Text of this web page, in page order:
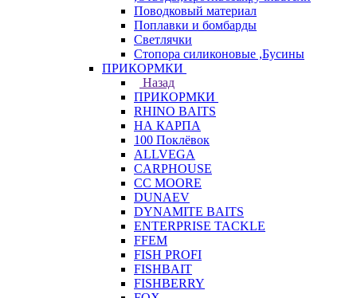
Поводковый материал
Поплавки и бомбарды
Светлячки
Стопора силиконовые ,Бусины
ПРИКОРМКИ
Назад
ПРИКОРМКИ
RHINO BAITS
НА КАРПА
100 Поклёвок
ALLVEGA
CARPHOUSE
CC MOORE
DUNAEV
DYNAMITE BAITS
ENTERPRISE TACKLE
FFEM
FISH PROFI
FISHBAIT
FISHBERRY